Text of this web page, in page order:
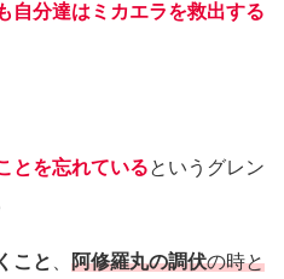
自分達はミカエラを救出する
とを忘れているというグレン
こと 阿修羅丸の調伏の時と